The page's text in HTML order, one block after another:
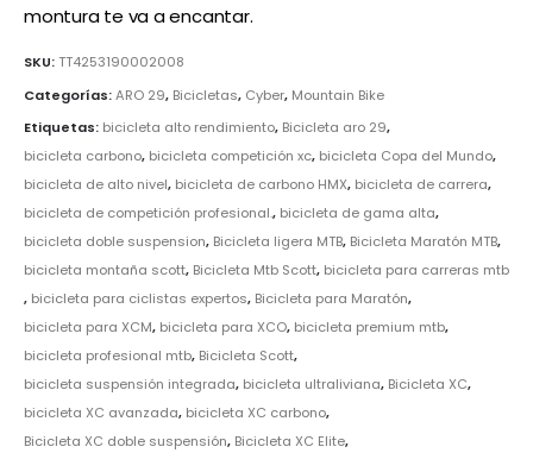
montura te va a encantar.
SKU:TT4253190002008
Categorías:ARO 29, Bicicletas, Cyber, Mountain Bike
Etiquetas: bicicleta alto rendimiento, Bicicleta aro 29,
bicicleta carbono, bicicleta competición xc, bicicleta Copa del Mundo,
bicicleta de alto nivel, bicicleta de carbono HMX, bicicleta de carrera,
bicicleta de competición profesional., bicicleta de gama alta,
bicicleta doble suspension, Bicicleta ligera MTB, Bicicleta Maratón MTB,
bicicleta montaña scott, Bicicleta Mtb Scott, bicicleta para carreras mtb
, bicicleta para ciclistas expertos, Bicicleta para Maratón,
bicicleta para XCM, bicicleta para XCO, bicicleta premium mtb,
bicicleta profesional mtb, Bicicleta Scott,
bicicleta suspensión integrada, bicicleta ultraliviana, Bicicleta XC,
bicicleta XC avanzada, bicicleta XC carbono,
Bicicleta XC doble suspensión, Bicicleta XC Elite,